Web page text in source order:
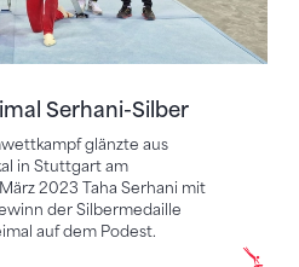
Serhani-Silber
glänzte aus
in Stuttgart am
2023 Taha Serhani mit
der Silbermedaille
auf dem Podest.